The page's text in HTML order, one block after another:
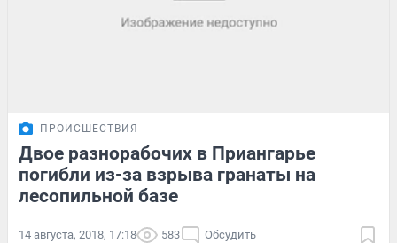
ПРОИСШЕСТВИЯ
Двое разнорабочих в Приангарье
погибли из-за взрыва гранаты на
лесопильной базе
14 августа, 2018, 17:18 583 Обсудить